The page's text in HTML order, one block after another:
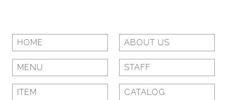
HOME ABOUT US
MENU STAFF
ITEM CATALOG